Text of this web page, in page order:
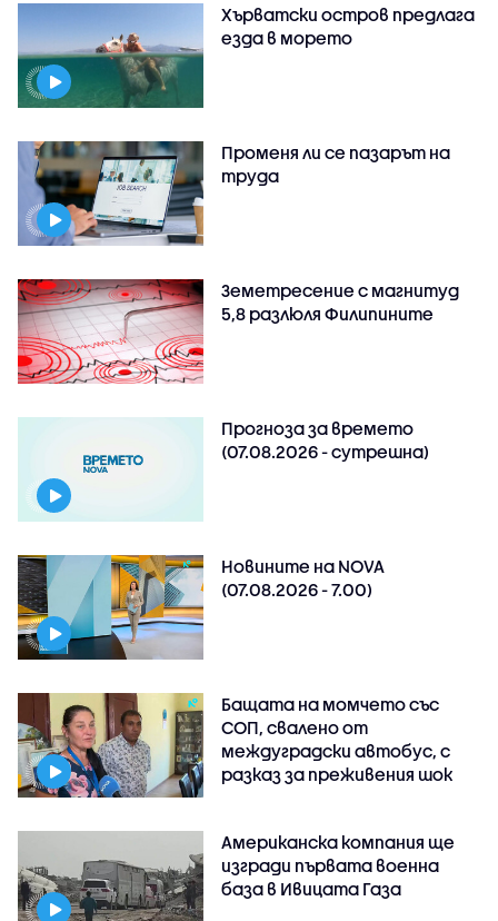
Хърватски остров предлага
езда в морето
Променя ли се пазарът на
труда
Земетресение с магнитуд
5,8 разлюля Филипините
Прогноза за времето
(07.08.2026 - сутрешна)
Новините на NOVA
(07.08.2026 - 7.00)
Бащата на момчето със
СОП, свалено от
междуградски автобус, с
разказ за преживения шок
Американска компания ще
изгради първата военна
база в Ивицата Газа